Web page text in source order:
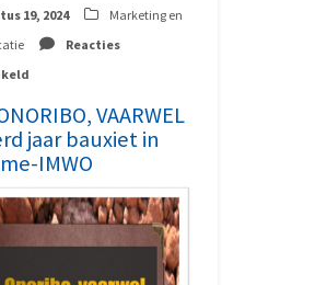
19, 2024
Marketing en
Reacties
ONORIBO,
VAARWEL
Honderd
jaar
in
Suriname-
IMWO
VAARWEL
jaar bauxiet in
IMWO